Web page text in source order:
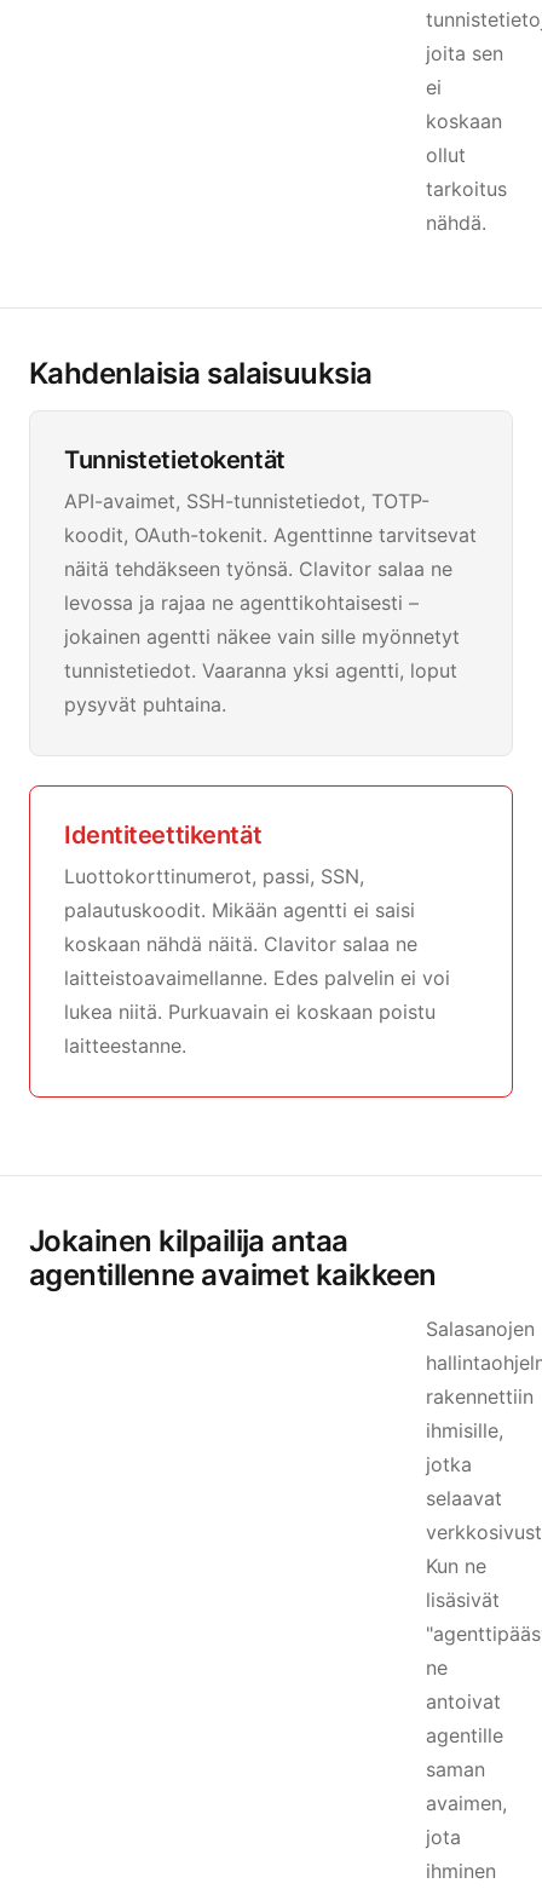
joita sen
ei
koskaan
ollut
tarkoitus
nähdä.
Kahdenlaisia salaisuuksia
Tunnistetietokentät
API-avaimet, SSH-tunnistetiedot, TOTP-
koodit, OAuth-tokenit. Agenttinne tarvitsevat
näitä tehdäkseen työnsä. Clavitor salaa ne
levossa ja rajaa ne agenttikohtaisesti –
jokainen agentti näkee vain sille myönnetyt
tunnistetiedot. Vaaranna yksi agentti, loput
pysyvät puhtaina.
Identiteettikentät
Luottokorttinumerot, passi, SSN,
palautuskoodit. Mikään agentti ei saisi
koskaan nähdä näitä. Clavitor salaa ne
laitteistoavaimellanne. Edes palvelin ei voi
lukea niitä. Purkuavain ei koskaan poistu
laitteestanne.
Jokainen kilpailija antaa
agentillenne avaimet kaikkeen
Salasanojen
rakennettiin
ihmisille,
jotka
selaavat
Kun ne
lisäsivät
ne
antoivat
agentille
saman
avaimen,
jota
ihminen